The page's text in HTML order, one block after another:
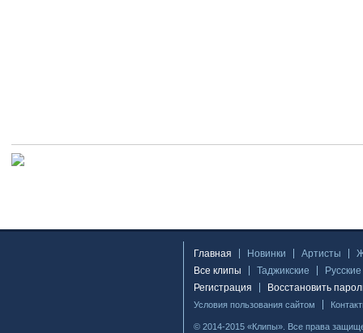
Главная Новинки Артисты
Все клипы
Таджикские
Русские
Регистрация
Восстановить
Условия пользования сайтом
© 2014-2015 «Клипы». Все права